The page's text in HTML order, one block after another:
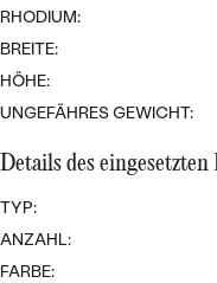
SYMBOLISCH
MINIMALISTISCH
NACH DER FORM
RHODIUM:
BREITE:
HÖHE:
UNGEFÄHRES GEWICHT:
Details des eingesetzten
TYP:
ANZAHL:
FARBE: